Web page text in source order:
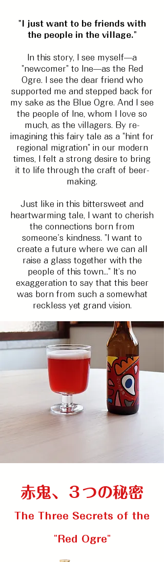
"I just want to be friends with
the people in the village."
In this story, I see myself—a
"newcomer" to Ine—as the Red
Ogre. I see the dear friend who
supported me and stepped back for
my sake as the Blue Ogre. And I see
the people of Ine, whom I love so
much, as the villagers. By re-
imagining this fairy tale as a "hint for
regional migration" in our modern
times, I felt a strong desire to bring
it to life through the craft of beer-
making.
Just like in this bittersweet and
heartwarming tale, I want to cherish
the connections born from
someone's kindness. "I want to
create a future where we can all
raise a glass together with the
people of this town..." It’s no
exaggeration to say that this beer
was born from such a somewhat
reckless yet grand vision.
赤鬼、３つの秘密
The Three Secrets of the
"Red Ogre"